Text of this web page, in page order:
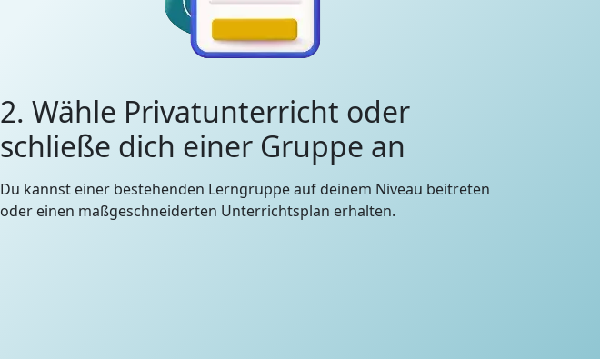
2. Wähle Privatunterricht oder
schließe dich einer Gruppe an
Du kannst einer bestehenden Lerngruppe auf deinem Niveau beitreten
oder einen maßgeschneiderten Unterrichtsplan erhalten.